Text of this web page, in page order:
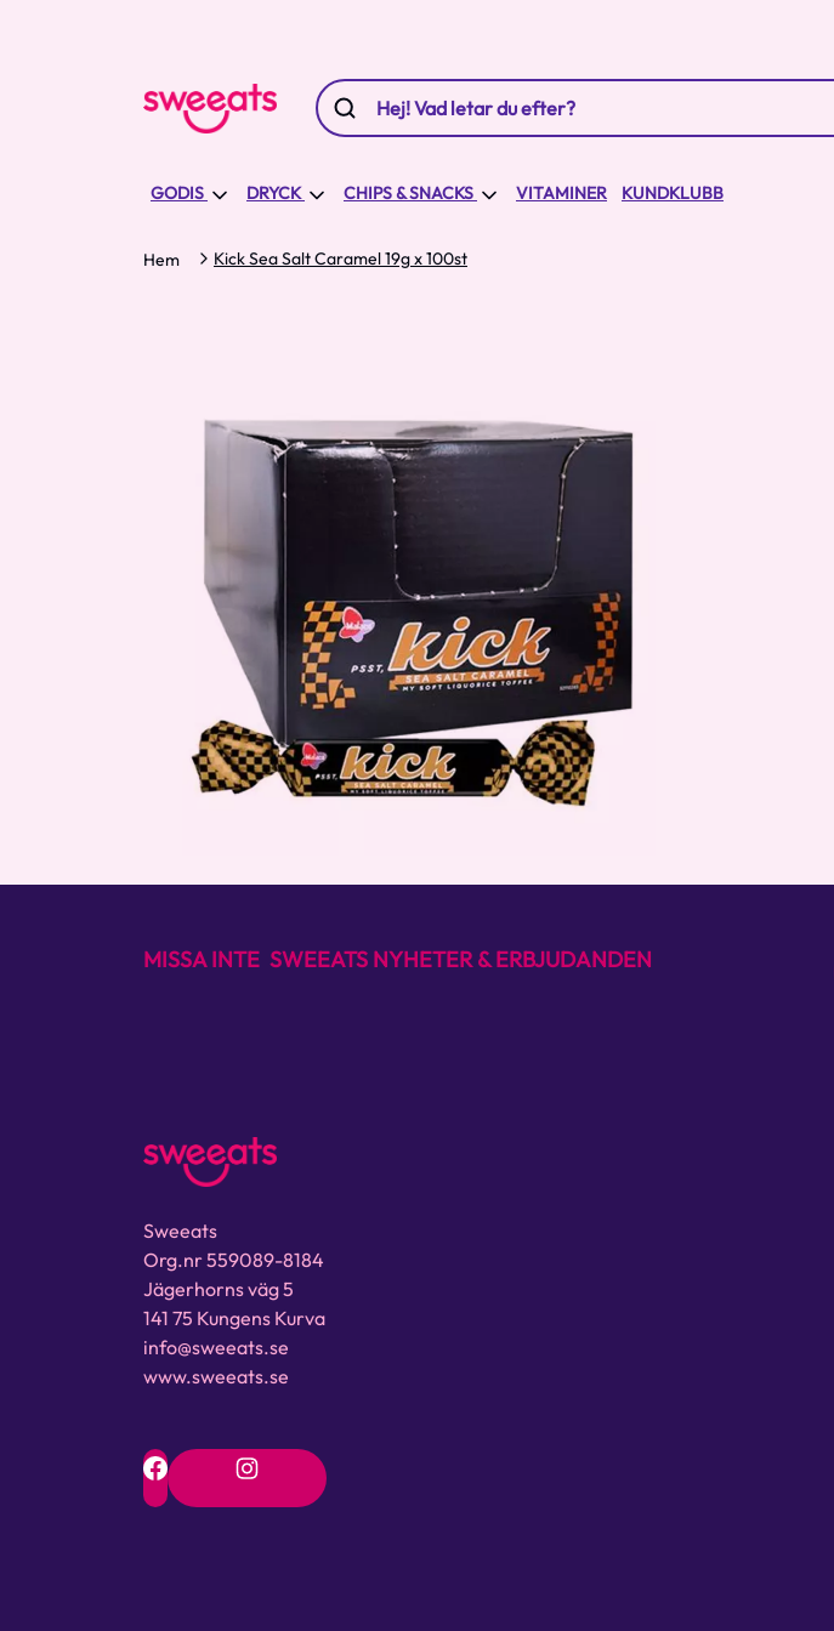
GODIS DRYCK CHIPS & SNACKS VITAMINER KUNDKLUBB
Hem Kick Sea Salt Caramel 19g x 100st
MISSA INTE SWEEATS NYHETER & ERBJUDANDEN
Sweeats
Org.nr 559089-8184
Jägerhorns väg 5
141 75 Kungens Kurva
info@sweeats.se
www.sweeats.se